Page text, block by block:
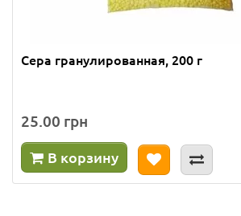
Сера гранулированная, 200 г
25.00 грн
В корзину